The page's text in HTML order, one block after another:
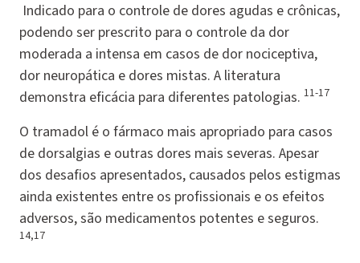
Indicado para o controle de dores agudas e crônicas,
podendo ser prescrito para o controle da dor
moderada a intensa em casos de dor nociceptiva,
dor neuropática e dores mistas. A literatura
demonstra eficácia para diferentes patologias. 11-17
O tramadol é o fármaco mais apropriado para casos
de dorsalgias e outras dores mais severas. Apesar
dos desafios apresentados, causados pelos estigmas
ainda existentes entre os profissionais e os efeitos
adversos, são medicamentos potentes e seguros.
14,17